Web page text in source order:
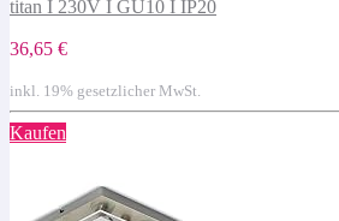
titan I 230V I GU10 I IP20
36,65 €
inkl. 19% gesetzlicher MwSt.
Kaufen